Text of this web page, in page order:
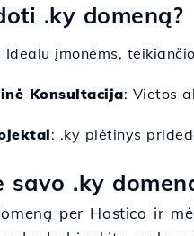
.ky domeną?
Idealu įmonėms,
Konsultacija: Vietos
: .ky plėtinys
savo .ky
per Hostico ir